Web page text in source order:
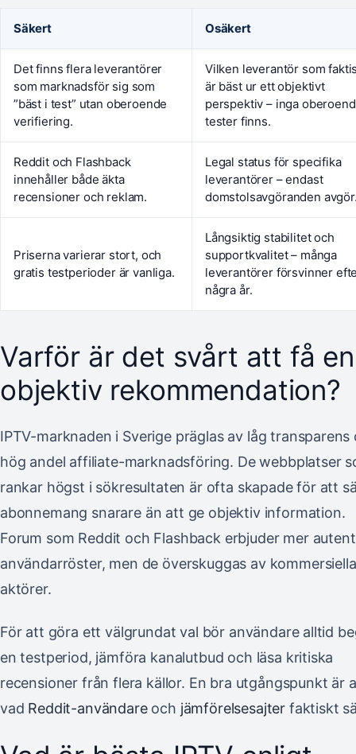
Säkert Osäkert
Det finns flera leverantörer
som marknadsför sig som
”bäst i test” utan oberoende
verifiering.
Vilken leverantör som
är bäst ur ett objektivt
perspektiv – inga
tester finns.
Reddit och Flashback
innehåller både äkta
recensioner och reklam.
Legal status för specifika
leverantörer – endast
domstolsavgöranden
Priserna varierar stort, och
gratis testperioder är vanliga.
Långsiktig stabilitet och
supportkvalitet – många
leverantörer försvinner
några år.
Varför är det svårt att få en
objektiv rekommendation?
IPTV-marknaden i Sverige präglas av låg transparens
hög andel affiliate-marknadsföring. De webbplatser
rankar högst i sökresultaten är ofta skapade för att
abonnemang snarare än att ge objektiv information.
Forum som Reddit och Flashback erbjuder mer
användarröster, men de överskuggas av kommersiella
aktörer.
För att göra ett välgrundat val bör användare alltid
en testperiod, jämföra kanalutbud och läsa kritiska
recensioner från flera källor. En bra utgångspunkt är
vad Reddit-användareoch jämförelsesajter faktiskt